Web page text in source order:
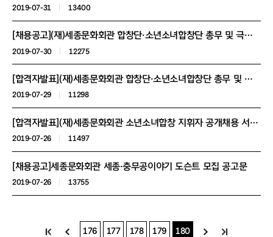
2019-07-31 13400
[채용공고](재)세종문화회관 합창단·소년소녀합창단 총무 및 극단 기획 채용 재공고
2019-07-30 12275
[합격자발표](재)세종문화회관 합창단·소년소녀합창단 총무 및 극단 기획 채용 필기전형 결과 공고
2019-07-29 11298
[합격자발표](재)세종문화회관 소년소녀합창 지휘자 공개채용 서류전형 합격자
2019-07-26 11497
[채용공고]세종문화회관 세종·충무공이야기 도슨트 모집 공고문
2019-07-26 13755
176 177 178 179 180